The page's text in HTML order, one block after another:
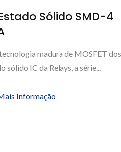
Sólido SMD-4
madura de MOSFET dos
sólido IC da Relays, a série...
Informação